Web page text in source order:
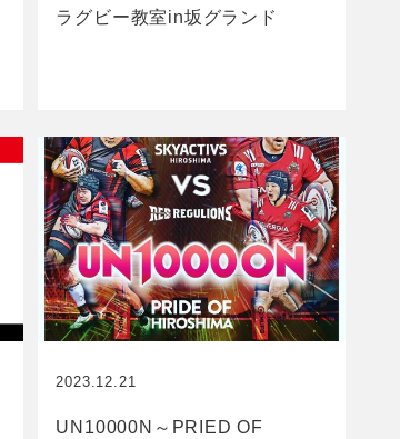
ラグビー教室in坂グランド
2023.12.21
UN10000N～PRIED OF